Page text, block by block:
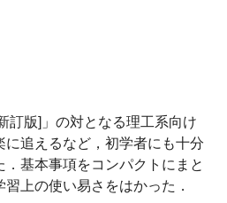
訂版]」の対となる理工系向け
追えるなど，初学者にも十分
基本事項をコンパクトにまと
上の使い易さをはかった．